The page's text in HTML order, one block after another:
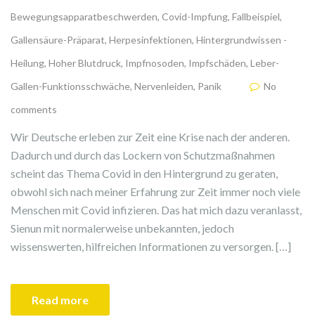
Bewegungsapparatbeschwerden, Covid-Impfung, Fallbeispiel,
Gallensäure-Präparat, Herpesinfektionen, Hintergrundwissen -
Heilung, Hoher Blutdruck, Impfnosoden, Impfschäden, Leber-
Gallen-Funktionsschwäche, Nervenleiden, Panik
No
comments
Wir Deutsche erleben zur Zeit eine Krise nach der anderen.
Dadurch und durch das Lockern von Schutzmaßnahmen
scheint das Thema Covid in den Hintergrund zu geraten,
obwohl sich nach meiner Erfahrung zur Zeit immer noch viele
Menschen mit Covid infizieren. Das hat mich dazu veranlasst,
Sienun mit normalerweise unbekannten, jedoch
wissenswerten, hilfreichen Informationen zu versorgen. […]
Read more